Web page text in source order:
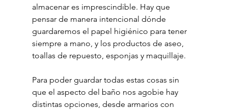
almacenar es imprescindible. Hay que
pensar de manera intencional dónde
guardaremos el papel higiénico para tener
siempre a mano, y los productos de aseo,
toallas de repuesto, esponjas y maquillaje.
Para poder guardar todas estas cosas sin
que el aspecto del baño nos agobie hay
distintas opciones, desde armarios con